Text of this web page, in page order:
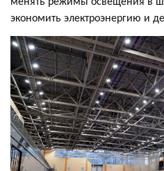
экономить электроэнергию и